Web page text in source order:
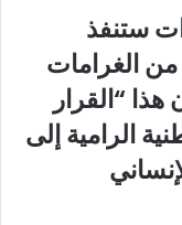
ستنفذ
من الغرامات
هذا “القرار
الرامية إلى